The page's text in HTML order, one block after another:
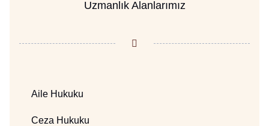
Uzmanlık Alanlarımız
Aile Hukuku
Ceza Hukuku